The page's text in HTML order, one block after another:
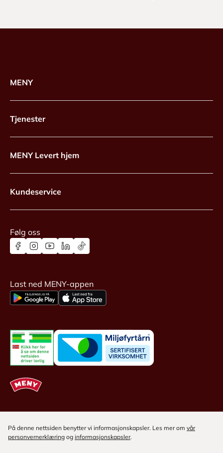
MENY
Tjenester
MENY Levert hjem
Kundeservice
Følg oss
Last ned MENY-appen
På denne nettsiden benytter vi informasjonskapsler. Les mer om vår
personvernerklæring og informasjonskapsler.